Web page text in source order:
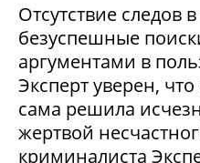
Отсутствие следов
безуспешные
аргументами в
Эксперт уверен,
сама решила
жертвой
криминалиста